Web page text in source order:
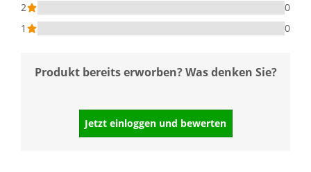
2
0
1
0
Produkt bereits erworben? Was denken Sie?
Jetzt einloggen und bewerten